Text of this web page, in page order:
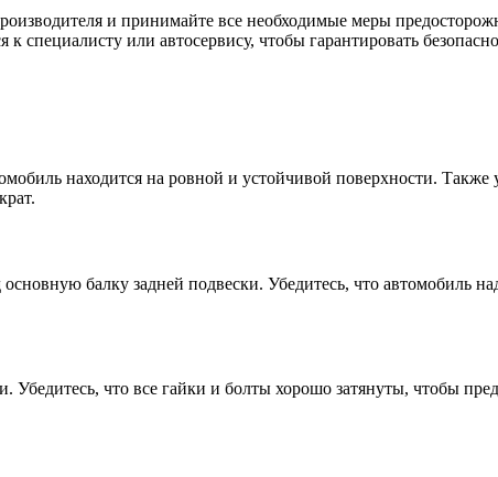
и принимайте все необходимые меры
специалисту или автосервису, чтобы гарантировать
находится на ровной и устойчивой поверхности. Также
балку задней подвески. Убедитесь, что автомобиль
Убедитесь, что все гайки и болты хорошо затянуты, чтобы